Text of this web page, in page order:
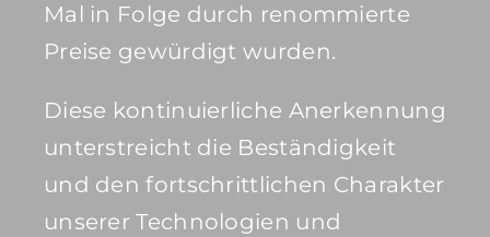
Mal in Folge durch renommierte
Preise gewürdigt wurden.
Diese kontinuierliche Anerkennung
unterstreicht die Beständigkeit
und den fortschrittlichen Charakter
unserer Technologien und